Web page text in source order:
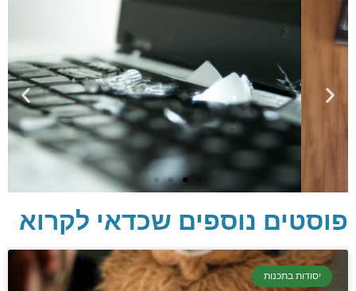
יסודות בתכנות
פוסטים נוספים שכדאי לקרוא
יסודות בתכנות